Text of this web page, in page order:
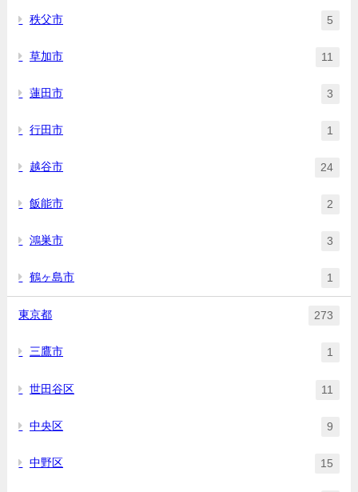
秩父市 5
草加市 11
蓮田市 3
行田市 1
越谷市 24
飯能市 2
鴻巣市 3
鶴ヶ島市 1
東京都 273
三鷹市 1
世田谷区 11
中央区 9
中野区 15